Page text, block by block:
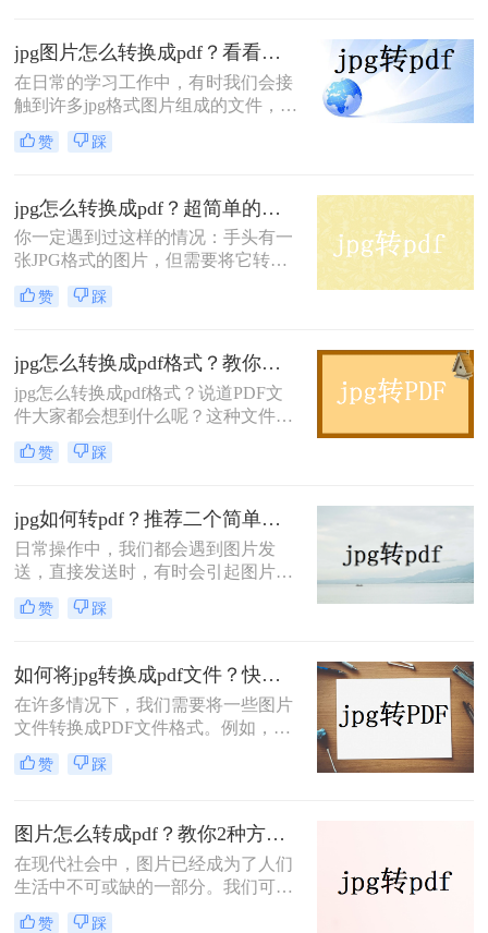
在几乎所有设备上查看。JPG格式通
常用于存储和共享图像文件，因为它
可以在文件大小和图像质量之间进行
平衡。那么今天就给大家介绍二种pdf
转jpg的方法。
jpg图片怎么转换成pdf？看看这二个方法！
在日常的学习工作中，有时我们会接
触到许多jpg格式图片组成的文件，尽
管这些图片通常都会放在同一个文件
夹内，但仍然不便于内容的整理和编
能，将这些以jpg图片格式储存的文
件，转变为PDF格式文件，这样文件
内容的位置就可以固定，编辑处理也
更加方便。下文我们就将介绍jpg图片
怎么转换成pdf的方法，也许可以帮助
到你。
赞 踩
jpg怎么转换成pdf？超简单的几个方法！
你一定遇到过这样的情况：手头有一
张JPG格式的图片，但需要将它转换
成PDF文件，以方便在各种设备上查
看和分享。不用担心，本文将向你介
个问题。
赞 踩
jpg怎么转换成pdf格式？教你一键在线转换方法！
jpg怎么转换成pdf格式？说道PDF文
件大家都会想到什么呢？这种文件比
较稳定，打开阅读也不会出现不兼容
的问题，可以说是保障了原汁原味的
人都习惯将文件转换成PDF的格式，
那么如何将jpg转换成pdf格式呢？如
果你还不知道怎么操作，不妨跟着以
下的jpg转换成pdf格式图片步骤来试
试吧。
赞 踩
jpg如何转pdf？推荐二个简单的转换方法！
日常操作中，我们都会遇到图片发
送，直接发送时，有时会引起图片分
辨率的改变，为了保证图片在传输过
程中分辨率没有改变，我一般都是先
那么要怎么将jpg如何转pdf呢？这就
是我们今天要讲述的重点，下面一起
来看看图片转pdf的具体步骤吧。
赞 踩
如何将jpg转换成pdf文件？快学习这二种免费转换方法!
在许多情况下，我们需要将一些图片
文件转换成PDF文件格式。例如，我
们需要将多张图片合并成一个PDF文
件以便于存储和共享。此外，因为
使其更容易在各种设备上查看和共
享。那么如何将jpg转换成pdf文件
呢？今天小编就分享二免费好用的转
换方法，希望可以帮到大家。
赞 踩
图片怎么转成pdf？教你2种方法，轻松搞定！
在现代社会中，图片已经成为了人们
生活中不可或缺的一部分。我们可以
在网上找到各种各样的图片，这些图
赞 踩